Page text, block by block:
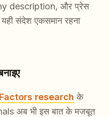
description, और प्रेस
संदेश एकसमान रहना
research के
अब भी इस बात के मजबूत